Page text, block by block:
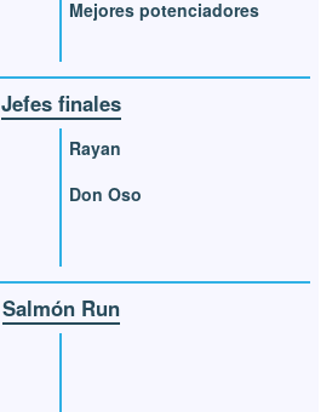
Mejores potenciadores
Jefes finales
Rayan
Don Oso
Salmón Run